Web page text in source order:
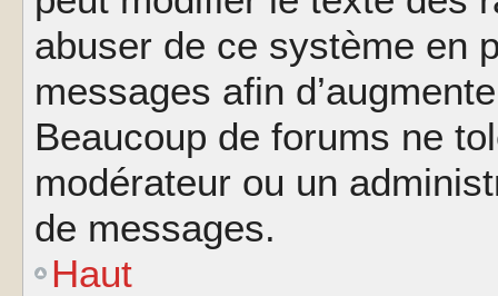
abuser de ce système en
messages afin
Beaucoup de forums ne
modérateur ou un
de messages.
Haut